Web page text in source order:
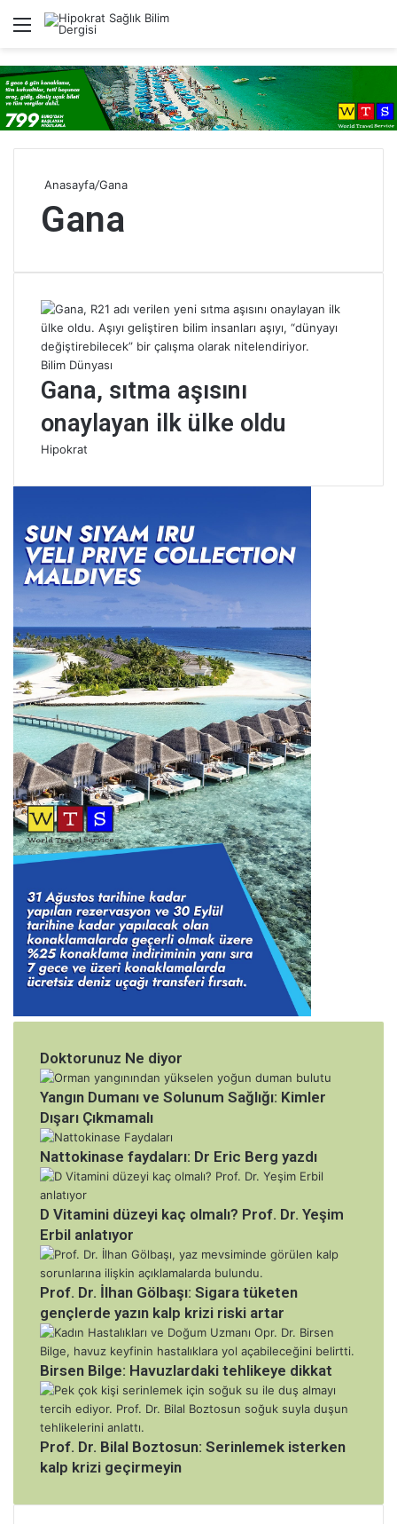
Menü
Anasayfa/Gana
Gana
Bilim Dünyası
Gana, sıtma aşısını
onaylayan ilk ülke oldu
Hipokrat
Doktorunuz Ne diyor
Yangın Dumanı ve Solunum Sağlığı: Kimler
Dışarı Çıkmamalı
Nattokinase faydaları: Dr Eric Berg yazdı
D Vitamini düzeyi kaç olmalı? Prof. Dr. Yeşim
Erbil anlatıyor
Prof. Dr. İlhan Gölbaşı: Sigara tüketen
gençlerde yazın kalp krizi riski artar
Birsen Bilge: Havuzlardaki tehlikeye dikkat
Prof. Dr. Bilal Boztosun: Serinlemek isterken
kalp krizi geçirmeyin